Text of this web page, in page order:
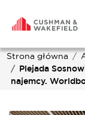
Strona główna
Plejada
najemcy.